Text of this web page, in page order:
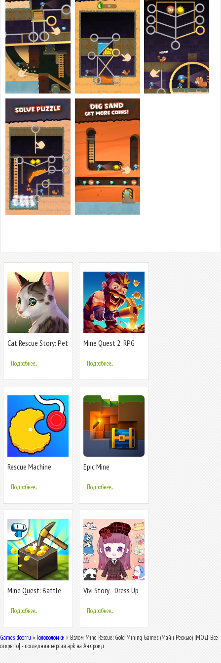
Cat Rescue Story: Pet
Подробнее...
Mine Quest 2: RPG
Подробнее...
Rescue Machine
Подробнее...
Epic Mine
Подробнее...
Mine Quest: Battle
Подробнее...
Vivi Story - Dress Up
Подробнее...
Games-door.ru » Головоломки » Взлом Mine Rescue: Gold Mining Games (Майн Рескью) [МОД Все
открыто] - последняя версия apk на Андроид